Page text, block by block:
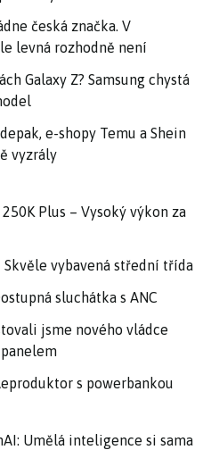
česká značka. V
levná rozhodně není
Galaxy Z? Samsung chystá
e-shopy Temu a Shein
vyzrály
Plus – Vysoký výkon za
Skvěle vybavená střední třída
sluchátka s ANC
jsme nového vládce
s powerbankou
Umělá inteligence si sama